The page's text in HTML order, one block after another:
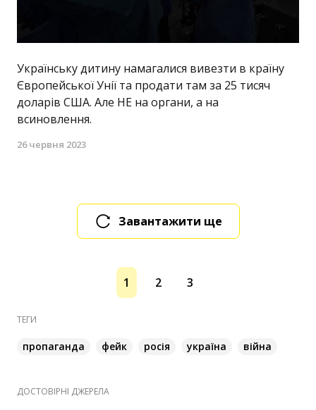
Українську дитину намагалися вивезти в країну
Європейської Унії та продати там за 25 тисяч
доларів США. Але НЕ на органи, а на
всиновлення.
26 червня 2023
Завантажити ще
1 2 3
ТЕГИ
пропаганда фейк росія україна війна
ДОСТОВІРНІ ДЖЕРЕЛА